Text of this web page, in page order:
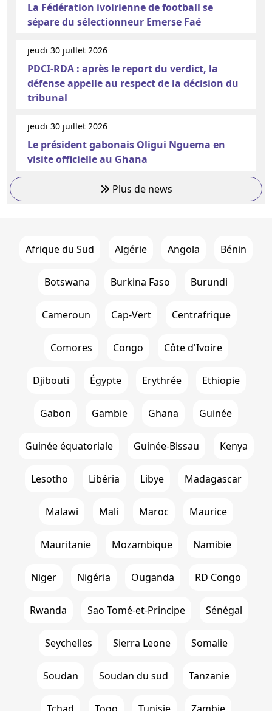
La Fédération ivoirienne de football se
sépare du sélectionneur Emerse Faé
jeudi 30 juillet 2026
PDCI-RDA : après le report du verdict, la
défense appelle au respect de la décision du
tribunal
jeudi 30 juillet 2026
Le président gabonais Oligui Nguema en
visite officielle au Ghana
Plus de news
Afrique du Sud Algérie Angola Bénin
Botswana Burkina Faso Burundi
Cameroun Cap-Vert Centrafrique
Comores Congo Côte d'Ivoire
Djibouti Égypte Erythrée Ethiopie
Gabon Gambie Ghana Guinée
Guinée équatoriale Guinée-Bissau Kenya
Lesotho Libéria Libye Madagascar
Malawi Mali Maroc Maurice
Mauritanie Mozambique Namibie
Niger Nigéria Ouganda RD Congo
Rwanda Sao Tomé-et-Principe Sénégal
Seychelles Sierra Leone Somalie
Soudan Soudan du sud Tanzanie